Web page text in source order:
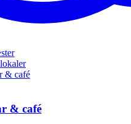
& café